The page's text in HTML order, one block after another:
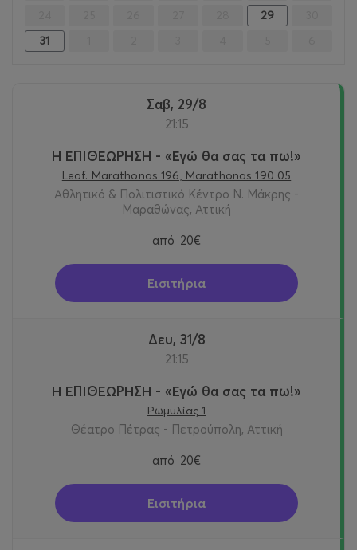
29
31
Σαβ, 29/8
21:15
Η ΕΠΙΘΕΩΡΗΣΗ - «Εγώ θα σας τα πω!»
Leof. Marathonos 196, Marathonas 190 05
Αθλητικό & Πολιτιστικό Κέντρο Ν. Μάκρης -
Μαραθώνας, Αττική
από 20€
Εισιτήρια
Δευ, 31/8
21:15
Η ΕΠΙΘΕΩΡΗΣΗ - «Εγώ θα σας τα πω!»
Ρωμυλίας 1
Θέατρο Πέτρας - Πετρούπολη, Αττική
από 20€
Εισιτήρια